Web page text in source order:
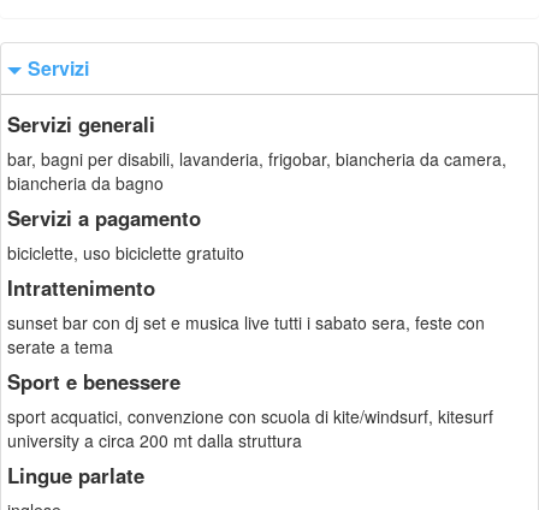
Servizi
Servizi generali
bar, bagni per disabili, lavanderia, frigobar, biancheria da camera,
biancheria da bagno
Servizi a pagamento
biciclette, uso biciclette gratuito
Intrattenimento
sunset bar con dj set e musica live tutti i sabato sera, feste con
serate a tema
Sport e benessere
sport acquatici, convenzione con scuola di kite/windsurf, kitesurf
university a circa 200 mt dalla struttura
Lingue parlate